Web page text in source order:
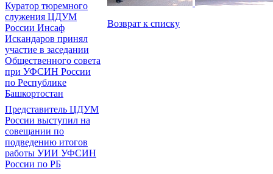
Куратор тюремного
служения ЦДУМ
России Инсаф
Искандаров принял
участие в заседании
Общественного совета
при УФСИН России
по Республике
Башкортостан
Представитель ЦДУМ
России выступил на
совещании по
подведению итогов
работы УИИ УФСИН
России по РБ
Возврат к списку